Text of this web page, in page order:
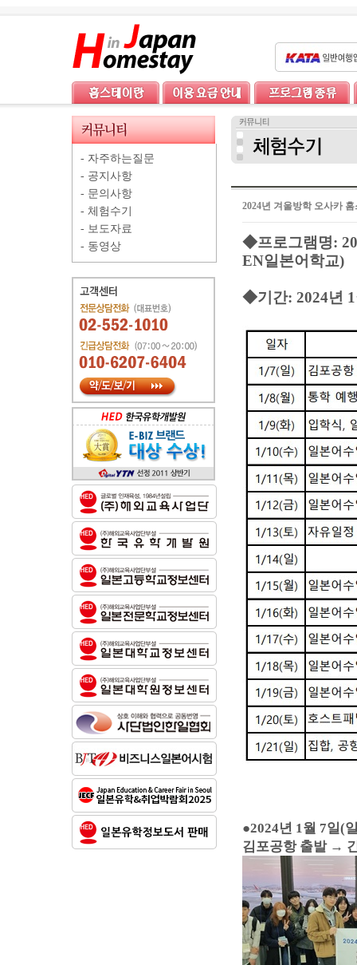
- 자주하는질문
- 공지사항
- 문의사항
- 체험수기
- 보도자료
- 동영상
2024년 겨울방학 오사카
◆프로그램명:
EN일본어학교)
◆기간: 2024년
●2024년 1월 7일(
김포공항 출발 →